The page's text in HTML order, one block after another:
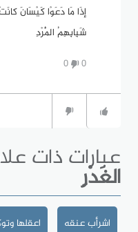
إذَا مَا دَعَوْا كَيْسَانَ
شَبِابِهِمُ الْمُرْدِ
0
0
عبارات ذات
الغَدْرِ
اشرأب عنقه اعقلها